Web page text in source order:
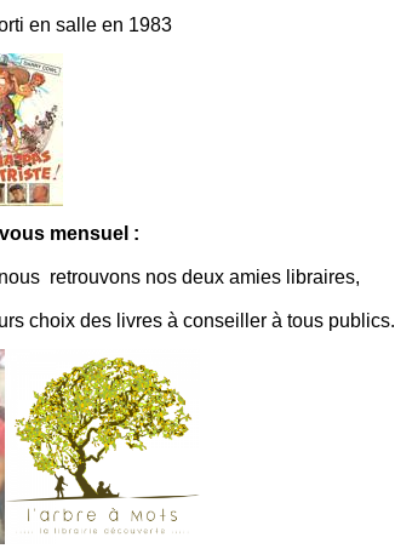
en salle en 1983
mensuel :
retrouvons nos deux amies libraires,
choix des livres à conseiller à tous publics.